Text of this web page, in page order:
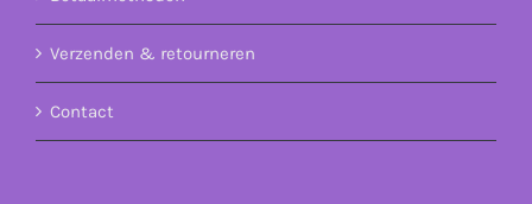
Verzenden & retourneren
Contact